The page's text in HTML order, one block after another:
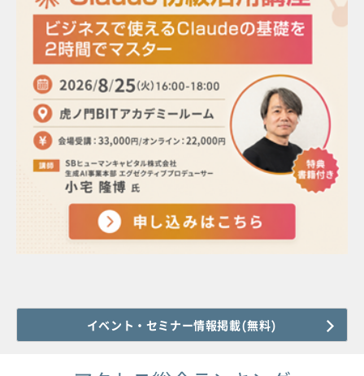
イベント・セミナー情報掲載(無料)